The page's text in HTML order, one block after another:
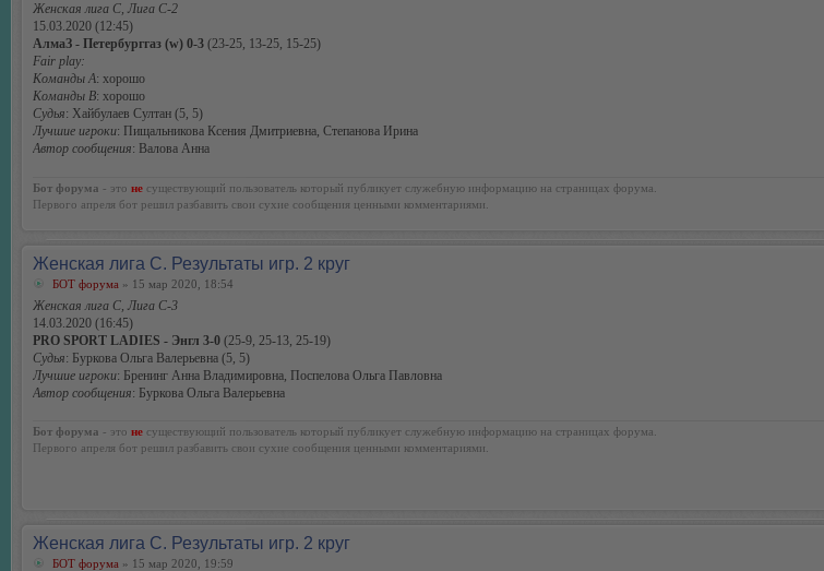
Женская лига С, Лига С-2
15.03.2020 (12:45)
АлмаЗ - Петербурггаз (w) 0-3 (23-25, 13-25, 15-25)
Fair play:
Команды А: хорошо
Команды В: хорошо
Судья: Хайбулаев Султан (5, 5)
Лучшие игроки: Пищальникова Ксения Дмитриевна, Степанова Ирина
Автор сообщения: Валова Анна
Бот форума - это не существующий пользователь который публикует служебную информацию на страницах форума.
Первого апреля бот решил разбавить свои сухие сообщения ценными комментариями.
Женская лига С. Результаты игр. 2 круг
БОТ форума » 15 мар 2020, 18:54
Женская лига С, Лига С-3
14.03.2020 (16:45)
PRO SPORT LADIES - Энгл 3-0 (25-9, 25-13, 25-19)
Судья: Буркова Ольга Валерьевна (5, 5)
Лучшие игроки: Бренинг Анна Владимировна, Поспелова Ольга Павловна
Автор сообщения: Буркова Ольга Валерьевна
Бот форума - это не существующий пользователь который публикует служебную информацию на страницах форума.
Первого апреля бот решил разбавить свои сухие сообщения ценными комментариями.
Женская лига С. Результаты игр. 2 круг
БОТ форума » 15 мар 2020, 19:59